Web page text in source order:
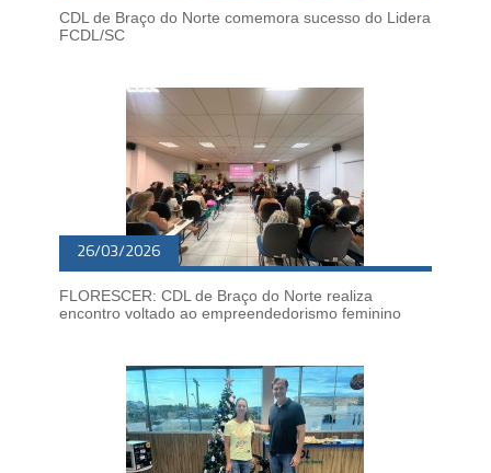
CDL de Braço do Norte comemora sucesso do Lidera
FCDL/SC
26/03/2026
FLORESCER: CDL de Braço do Norte realiza
encontro voltado ao empreendedorismo feminino